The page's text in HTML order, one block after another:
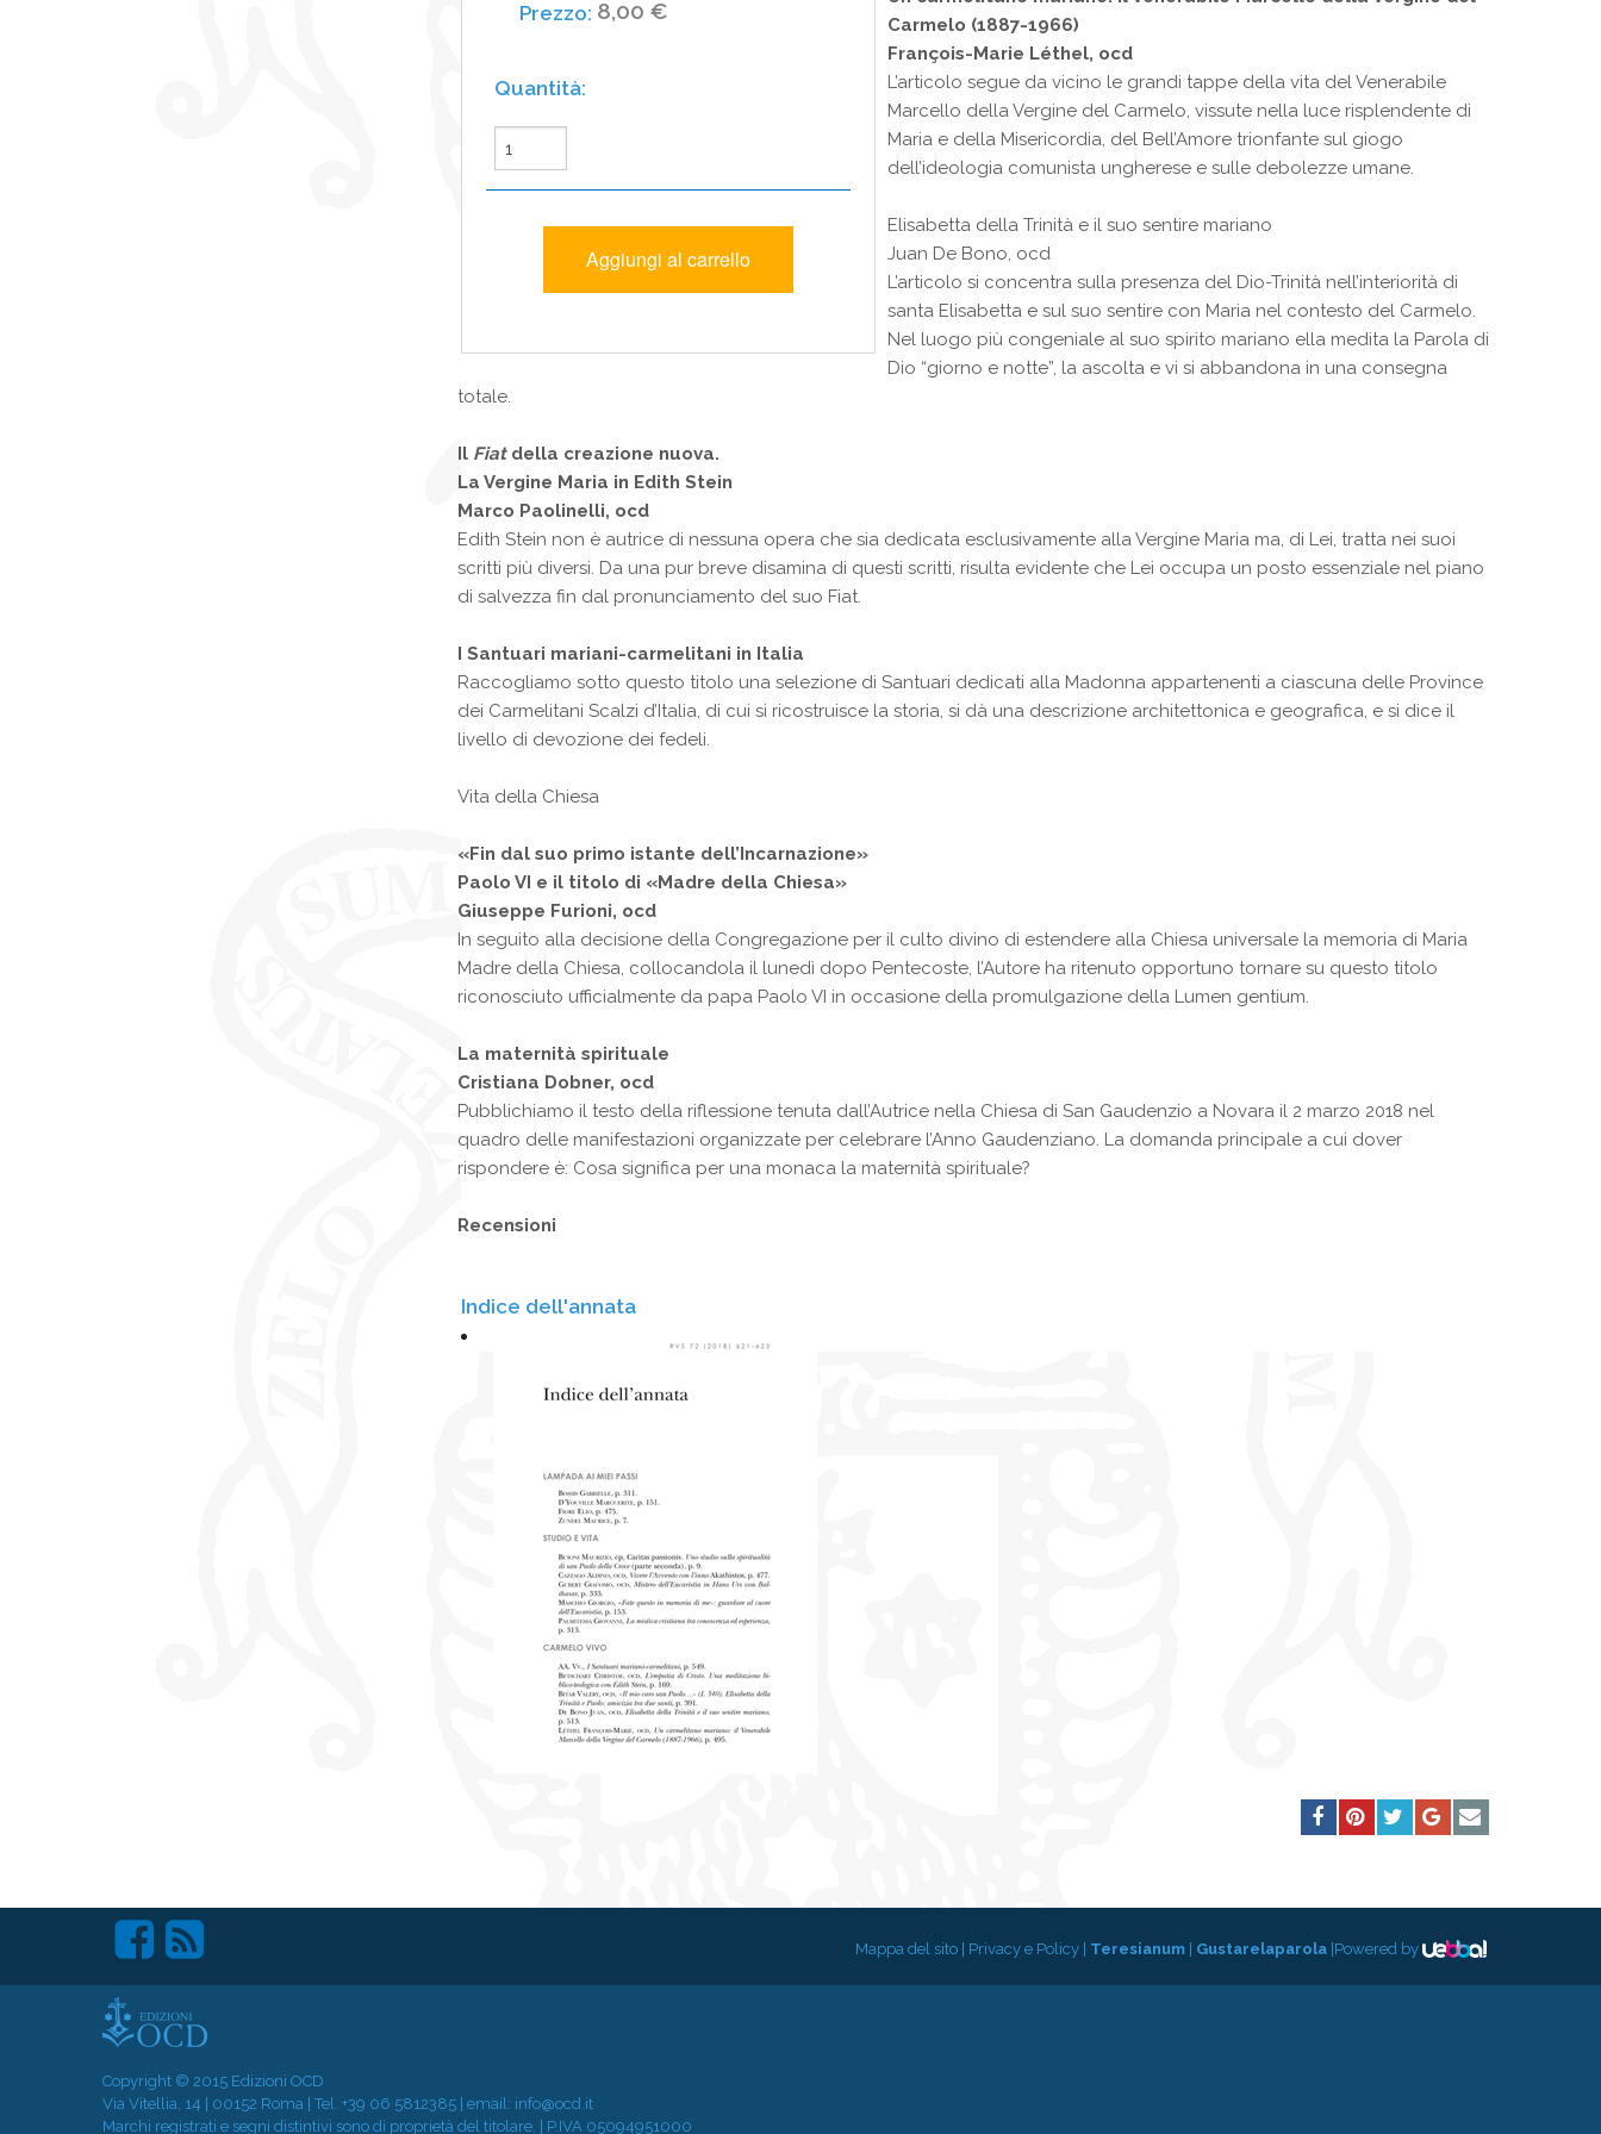
8,00 €
Carmelo (1887-1966)
François-Marie Léthel, ocd
L’articolo segue da vicino le grandi tappe della vita del Venerabile
Marcello della Vergine del Carmelo, vissute nella luce risplendente di
Maria e della Misericordia, del Bell’Amore trionfante sul giogo
dell’ideologia comunista ungherese e sulle debolezze umane.
Elisabetta della Trinità e il suo sentire mariano
Juan De Bono, ocd
L’articolo si concentra sulla presenza del Dio-Trinità nell’interiorità di
santa Elisabetta e sul suo sentire con Maria nel contesto del Carmelo.
Nel luogo più congeniale al suo spirito mariano ella medita la Parola di
Dio “giorno e notte”, la ascolta e vi si abbandona in una consegna
totale.
Il Fiatdella creazione nuova.
La Vergine Maria in Edith Stein
Marco Paolinelli, ocd
Edith Stein non è autrice di nessuna opera che sia dedicata esclusivamente alla Vergine Maria ma, di Lei, tratta nei suoi
scritti più diversi. Da una pur breve disamina di questi scritti, risulta evidente che Lei occupa un posto essenziale nel piano
di salvezza fin dal pronunciamento del suo Fiat.
I Santuari mariani-carmelitani in Italia
Raccogliamo sotto questo titolo una selezione di Santuari dedicati alla Madonna appartenenti a ciascuna delle Province
dei Carmelitani Scalzi d’Italia, di cui si ricostruisce la storia, si dà una descrizione architettonica e geografica, e si dice il
livello di devozione dei fedeli.
Vita della Chiesa
«Fin dal suo primo istante dell’Incarnazione»
Paolo VI e il titolo di «Madre della Chiesa»
Giuseppe Furioni, ocd
In seguito alla decisione della Congregazione per il culto divino di estendere alla Chiesa universale la memoria di Maria
Madre della Chiesa, collocandola il lunedì dopo Pentecoste, l’Autore ha ritenuto opportuno tornare su questo titolo
riconosciuto ufficialmente da papa Paolo VI in occasione della promulgazione della Lumen gentium.
La maternità spirituale
Cristiana Dobner, ocd
Pubblichiamo il testo della riflessione tenuta dall’Autrice nella Chiesa di San Gaudenzio a Novara il 2 marzo 2018 nel
quadro delle manifestazioni organizzate per celebrare l’Anno Gaudenziano. La domanda principale a cui dover
rispondere è: Cosa significa per una monaca la maternità spirituale?
Recensioni
Indice dell'annata
Mappa del sito Privacy e Policy Teresianum Gustarelaparola Powered by
Copyright © 2015 Edizioni OCD
Via Vitellia, 14 | 00152 Roma | Tel. +39 06 5812385 | email: info@ocd.it
Marchi registrati e segni distintivi sono di proprietà del titolare. | P.IVA 05094951000